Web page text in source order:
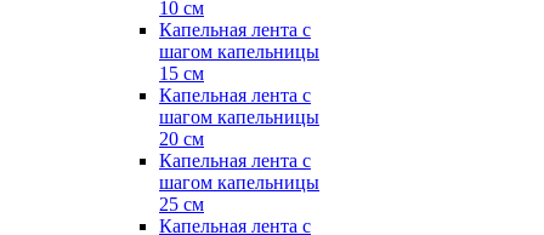
10 см
Капельная лента с
шагом капельницы
15 см
Капельная лента с
шагом капельницы
20 см
Капельная лента с
шагом капельницы
25 см
Капельная лента с